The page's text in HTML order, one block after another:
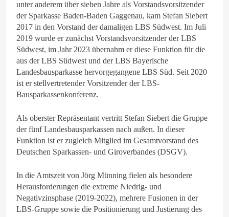
unter anderem über sieben Jahre als Vorstandsvorsitzender
der Sparkasse Baden-Baden Gaggenau, kam Stefan Siebert
2017 in den Vorstand der damaligen LBS Südwest. Im Juli
2019 wurde er zunächst Vorstandsvorsitzender der LBS
Südwest, im Jahr 2023 übernahm er diese Funktion für die
aus der LBS Südwest und der LBS Bayerische
Landesbausparkasse hervorgegangene LBS Süd. Seit 2020
ist er stellvertretender Vorsitzender der LBS-
Bausparkassenkonferenz.
Als oberster Repräsentant vertritt Stefan Siebert die Gruppe
der fünf Landesbausparkassen nach außen. In dieser
Funktion ist er zugleich Mitglied im Gesamtvorstand des
Deutschen Sparkassen- und Giroverbandes (DSGV).
In die Amtszeit von Jörg Münning fielen als besondere
Herausforderungen die extreme Niedrig- und
Negativzinsphase (2019-2022), mehrere Fusionen in der
LBS-Gruppe sowie die Positionierung und Justierung des